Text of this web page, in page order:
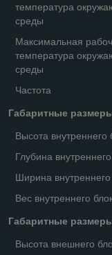
температура
среды
Максимальная
температура
среды
Частота
Габаритные
Высота внутреннего
Глубина
Ширина внутреннего
Вес внутреннего
Габаритные
Высота внешнего